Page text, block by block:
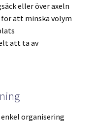
eller över axeln
att minska volym
att ta av
organisering